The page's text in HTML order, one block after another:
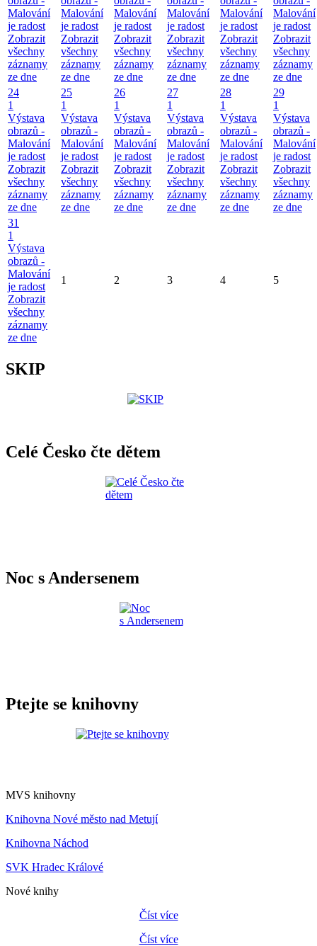
Malování
je radost
Zobrazit
všechny
záznamy
ze dne
Malování
je radost
Zobrazit
všechny
záznamy
ze dne
Malování
je radost
Zobrazit
všechny
záznamy
ze dne
Malování
je radost
Zobrazit
všechny
záznamy
ze dne
Malování
je radost
Zobrazit
všechny
záznamy
ze dne
Malování
je radost
Zobrazit
všechny
záznamy
ze dne
24
1
Výstava
obrazů -
Malování
je radost
Zobrazit
všechny
záznamy
ze dne
25
1
Výstava
obrazů -
Malování
je radost
Zobrazit
všechny
záznamy
ze dne
26
1
Výstava
obrazů -
Malování
je radost
Zobrazit
všechny
záznamy
ze dne
27
1
Výstava
obrazů -
Malování
je radost
Zobrazit
všechny
záznamy
ze dne
28
1
Výstava
obrazů -
Malování
je radost
Zobrazit
všechny
záznamy
ze dne
29
1
Výstava
obrazů -
Malování
je radost
Zobrazit
všechny
záznamy
ze dne
31
1
Výstava
obrazů -
Malování
je radost
Zobrazit
všechny
záznamy
ze dne
1 2 3 4 5
SKIP
Celé Česko čte dětem
Noc s Andersenem
Ptejte se knihovny
MVS knihovny
Knihovna Nové město nad Metují
Knihovna Náchod
SVK Hradec Králové
Nové knihy
Číst více
Číst více